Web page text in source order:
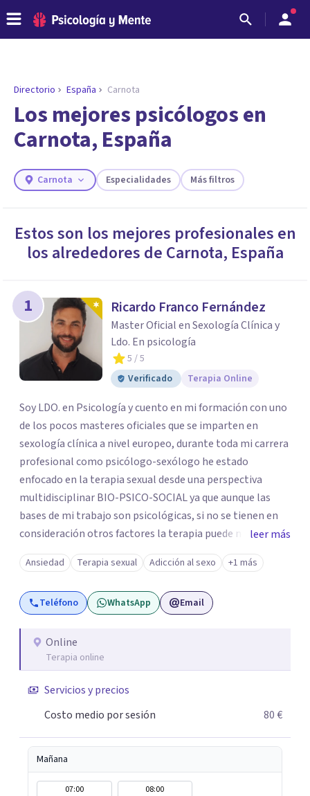
ENCONTRAR MI TERAPEUTA
¿Necesitas ayuda para encontrar el
Responde a unas breves preguntas y te ofreceremos
los profesionales que más se ajustan a tus
necesidades.
Responder cuestionario
Directorio España Carnota
Los mejores psicólogos en
Carnota, España
Carnota Especialidades Más filtros
Estos son los mejores profesionales en
los alrededores de Carnota, España
1 Ricardo Franco Fernández
Master Oficial en Sexología Clínica y
Ldo. En psicología
5 / 5
Verificado
Terapia Online
Soy LDO. en Psicología y cuento en mi formación con uno
de los pocos masteres oficiales que se imparten en
sexología clínica a nivel europeo, durante toda mi carrera
profesional como psicólogo-sexólogo he estado
enfocado en la terapia sexual desde una perspectiva
multidisciplinar BIO-PSICO-SOCIAL ya que aunque las
bases de mi trabajo son psicológicas, si no se tienen en
consideración otros factores la terapia puede no
funcionar al tener una visión demasiado simplista,
excluyendo de antemano otros factores que pueden
influir. Mi intención es ayudar para conseguir una mejora
global de tu sexualidad, considerando cada caso como
personal concreta. En especial mi ámbito de trabajo es la
disfunción eréctil, la eyaculación precoz y la falta de
es de enorme importancia tanto para el bienestar físico y
mental como a nivel personal para una buena
leer más
Ansiedad Terapia sexual Adicción al sexo +1 más
Teléfono WhatsApp Email
Online
Terapia online
Servicios y precios
Costo medio por sesión
80 €
Mañana
07:00 08:00